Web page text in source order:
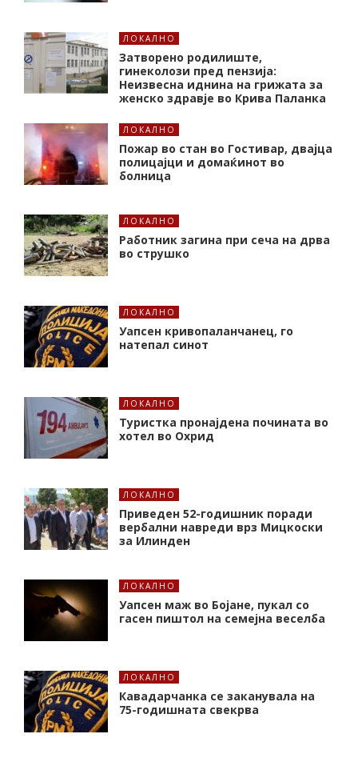
ЛОКАЛНО
Затворено родилиште,
гинеколози пред пензија:
Неизвесна иднина на грижата за
женско здравје во Крива Паланка
ЛОКАЛНО
Пожар во стан во Гостивар, двајца
полицајци и домаќинот во
болница
ЛОКАЛНО
Работник загина при сеча на дрва
во струшко
ЛОКАЛНО
Уапсен кривопаланчанец, го
натепал синот
ЛОКАЛНО
Туристка пронајдена почината во
хотел во Охрид
ЛОКАЛНО
Приведен 52-годишник поради
вербални навреди врз Мицкоски
за Илинден
ЛОКАЛНО
Уапсен маж во Бојане, пукал со
гасен пиштол на семејна веселба
ЛОКАЛНО
Кавадарчанка се заканувала на
75-годишната свекрва